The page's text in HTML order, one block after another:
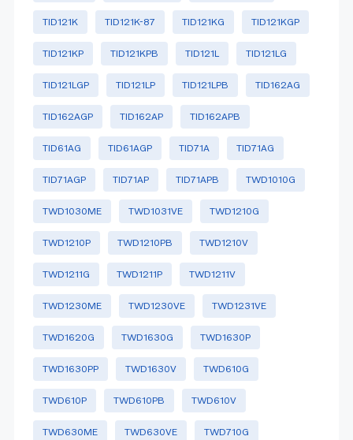
TID121K TID121K-87 TID121KG TID121KGP
TID121KP TID121KPB TID121L TID121LG
TID121LGP TID121LP TID121LPB TID162AG
TID162AGP TID162AP TID162APB
TID61AG TID61AGP TID71A TID71AG
TID71AGP TID71AP TID71APB TWD1010G
TWD1030ME TWD1031VE TWD1210G
TWD1210P TWD1210PB TWD1210V
TWD1211G TWD1211P TWD1211V
TWD1230ME TWD1230VE TWD1231VE
TWD1620G TWD1630G TWD1630P
TWD1630PP TWD1630V TWD610G
TWD610P TWD610PB TWD610V
TWD630ME TWD630VE TWD710G